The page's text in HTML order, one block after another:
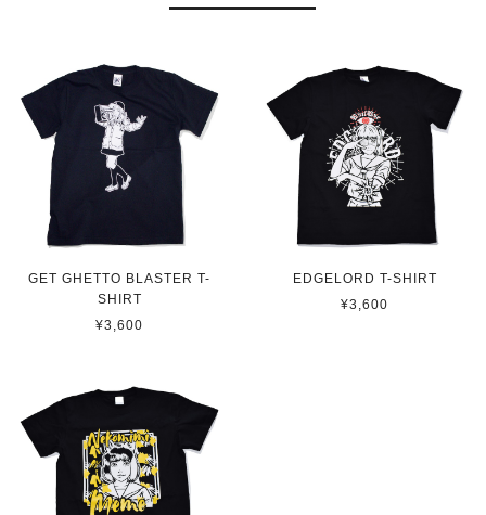
GET GHETTO BLASTER T-
SHIRT
¥3,600
EDGELORD T-SHIRT
¥3,600